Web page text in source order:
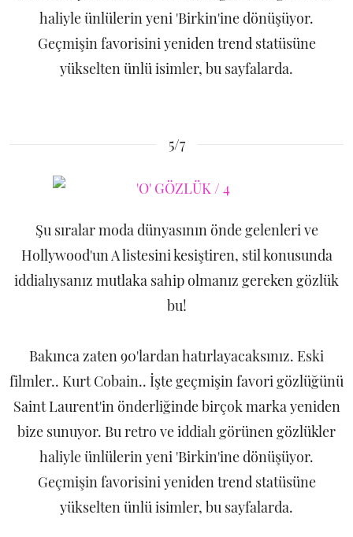
haliyle ünlülerin yeni 'Birkin'ine dönüşüyor.
Geçmişin favorisini yeniden trend statüsüne
yükselten ünlü isimler, bu sayfalarda.
5/7
Şu sıralar moda dünyasının önde gelenleri ve
Hollywood'un A listesini kesiştiren, stil konusunda
iddialıysanız mutlaka sahip olmanız gereken gözlük
bu!
Bakınca zaten 90'lardan hatırlayacaksınız. Eski
filmler.. Kurt Cobain.. İşte geçmişin favori gözlüğünü
Saint Laurent'in önderliğinde birçok marka yeniden
bize sunuyor. Bu retro ve iddialı görünen gözlükler
haliyle ünlülerin yeni 'Birkin'ine dönüşüyor.
Geçmişin favorisini yeniden trend statüsüne
yükselten ünlü isimler, bu sayfalarda.